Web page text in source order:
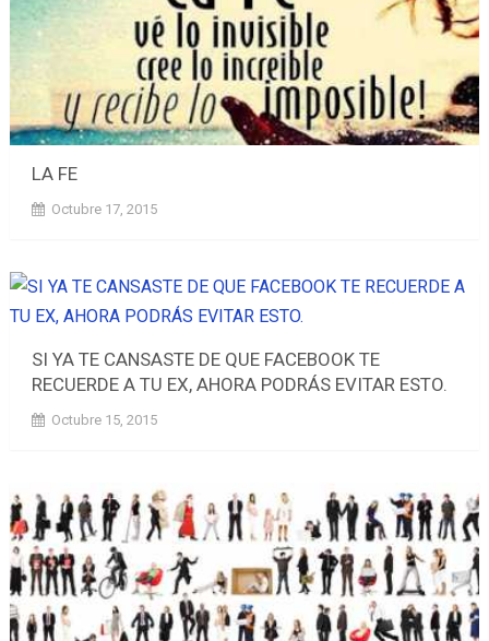
LA FE
Octubre 17, 2015
SI YA TE CANSASTE DE QUE FACEBOOK TE
RECUERDE A TU EX, AHORA PODRÁS EVITAR ESTO.
Octubre 15, 2015